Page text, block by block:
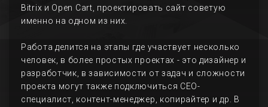
Bitrix и Open Cart, проектировать сайт советую
именно на одном из них.
Работа делится на этапы где участвует несколько
человек, в более простых проектах - это дизайнер и
разработчик, в зависимости от задач и сложности
проекта могут также подключиться СЕО-
специалист, контент-менеджер, копирайтер и др. В